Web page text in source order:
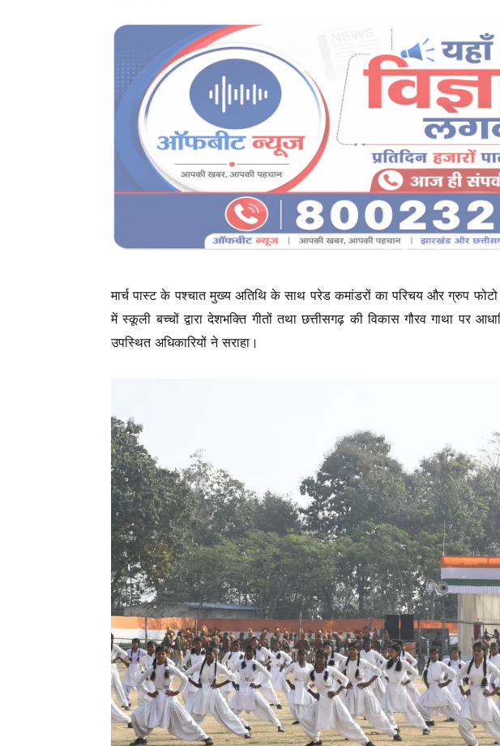
मार्च पास्ट के पश्चात मुख्य अतिथि के साथ परेड कमांडरों का परिचय और ग्रुप
में स्कूली बच्चों द्वारा देशभक्ति गीतों तथा छत्तीसगढ़ की विकास गौरव गाथा पर
उपस्थित अधिकारियों ने सराहा।